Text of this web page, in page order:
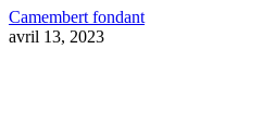
Camembert fondant
avril 13, 2023